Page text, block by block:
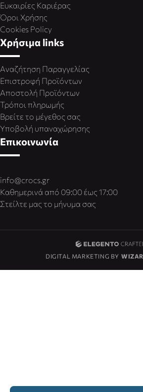
Ευκαιρίες Καριέρας
Όροι Χρήσης
Cookies Policy
Χρήσιμα links
Αναζήτηση Παραγγελίας
Επιστροφή Προϊόντων
Αποστολή Προϊόντων
Τρόποι πληρωμής
Βρείτε το μέγεθος σας
Υποβολή υπαναχώρησης
Επικοινωνία
info@crocs.gr
Καθημερινά από 09:00 έως 17:00
Στείλτε μας το μήνυμα σας
DIGITAL MARKETING BY